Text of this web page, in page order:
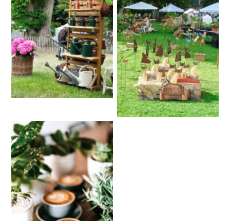
Aucune légende
Aucune légende
Aucune légende